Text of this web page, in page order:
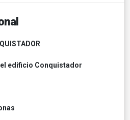
edificio Conquistador